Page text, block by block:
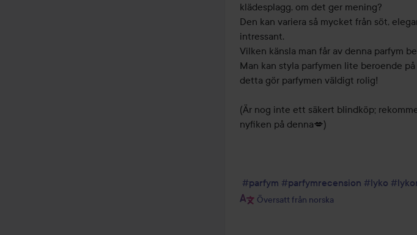
klädesplagg, om det ger mening?
Den kan variera så mycket från söt,
intressant.
Vilken känsla man får av denna parfym
Man kan styla parfymen lite beroende
detta gör parfymen väldigt rolig!
(Är nog inte ett säkert blindköp;
nyfiken på denna💋)
#parfym #parfymrecension #lyko
Översatt från norska